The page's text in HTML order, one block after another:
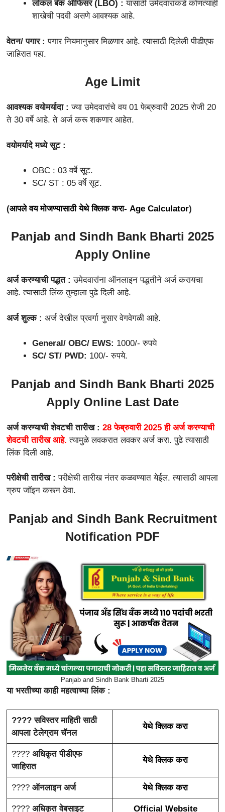
लोकल बँक ऑफिसर (LBO) : यासाठी उमेदवारांकडे कोणत्याही
शाखेची पदवी असणे आवश्यक आहे.
वेतन/ पगार : पगार नियमानुसार मिळणार आहे. त्यासाठी दिलेली पीडीएफ
जाहिरात पहा.
Age Limit
आवश्यक वयोमर्यादा :ज्या उमेदवारांचे वय 01 फेब्रुवारी 2025 रोजी 20
ते 30 वर्षे आहे. ते अर्ज करू शकणार आहेत.
वयोमर्यादे मध्ये सूट :
OBC : 03 वर्षे सूट.
SC/ ST : 05 वर्षे सूट.
(आपले वय मोजण्यासाठी येथे क्लिक करा- Age Calculator)
Panjab and Sindh Bank Bharti 2025
Apply Online
अर्ज करण्याची पद्धत :उमेदवारांना ऑनलाइन पद्धतीने अर्ज करायचा
आहे. त्यासाठी लिंक तुम्हाला पुढे दिली आहे.
अर्ज शुल्क : अर्ज देखील प्रवर्गा नुसार वेगवेगळी आहे.
General/ OBC/ EWS: 1000/- रुपये
SC/ ST/ PWD: 100/- रुपये.
Panjab and Sindh Bank Bharti 2025
Apply Online Last Date
अर्ज करण्याची शेवटची तारीख : 28 फेब्रुवारी 2025 ही अर्ज करण्याची
शेवटची तारीख आहे. त्यामुळे लवकरात लवकर अर्ज करा. पुढे त्यासाठी
लिंक दिली आहे.
परीक्षेची तारीख : परीक्षेची तारीख नंतर कळवण्यात येईल. त्यासाठी आपला
ग्रुप जॉइन करून ठेवा.
Panjab and Sindh Bank Recruitment
Notification PDF
Panjab and Sindh Bank Bharti 2025
या भरतीच्या काही महत्वाच्या लिंक :
???? सविस्तर माहिती साठी
आपला टेलेग्राम चॅनल
येथे क्लिक करा
???? अधिकृत पीडीएफ
जाहिरात
येथे क्लिक करा
????️ ऑनलाइन अर्ज येथे क्लिक करा
???? अधिकृत वेबसाइट Official Website